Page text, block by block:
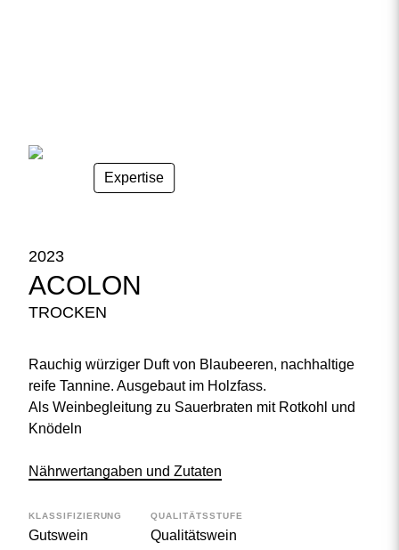
Expertise
2023
ACOLON
TROCKEN
Rauchig würziger Duft von Blaubeeren, nachhaltige
reife Tannine. Ausgebaut im Holzfass.
Als Weinbegleitung zu Sauerbraten mit Rotkohl und
Knödeln
Nährwertangaben und Zutaten
KLASSIFIZIERUNG
Gutswein
QUALITÄTSSTUFE
Qualitätswein